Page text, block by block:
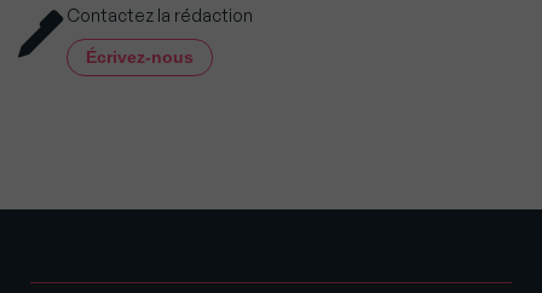
Contactez la rédaction
Écrivez-nous